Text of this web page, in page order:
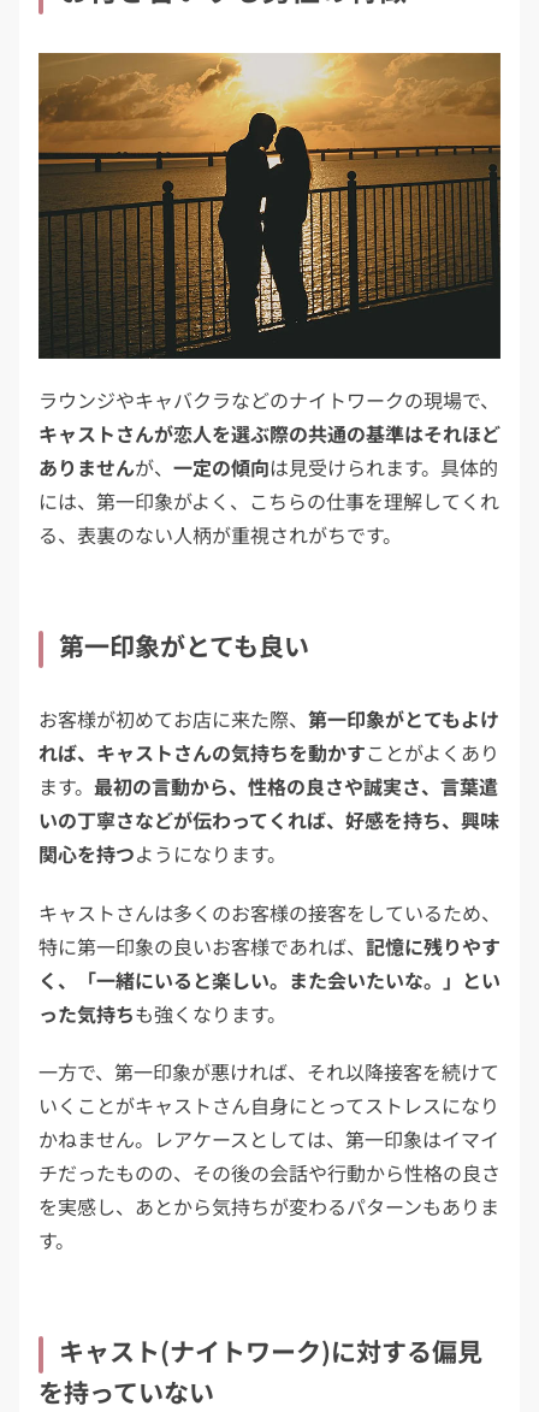
ラウンジやキャバクラなどのナイトワークの現場で、
キャストさんが恋人を選ぶ際の共通の基準はそれほど
ありませんが、 一定の傾向は見受けられます。具体的
には、第一印象がよく、こちらの仕事を理解してくれ
る、表裏のない人柄が重視されがちです。
第一印象がとても良い
お客様が初めてお店に来た際、 第一印象がとてもよけ
れば、キャストさんの気持ちを動かすことがよくあり
ます。 最初の言動から、性格の良さや誠実さ、言葉遣
いの丁寧さなどが伝わってくれば、好感を持ち、興味
関心を持つようになります。
キャストさんは多くのお客様の接客をしているため、
特に第一印象の良いお客様であれば、 記憶に残りやす
く、「一緒にいると楽しい。また会いたいな。」とい
った気持ちも強くなります。
一方で、第一印象が悪ければ、それ以降接客を続けて
いくことがキャストさん自身にとってストレスになり
かねません。レアケースとしては、第一印象はイマイ
チだったものの、その後の会話や行動から性格の良さ
を実感し、あとから気持ちが変わるパターンもありま
す。
キャスト(ナイトワーク)に対する偏見
を持っていない